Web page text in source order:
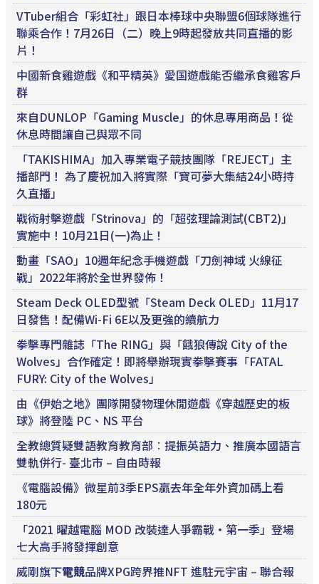
VTuber組合「彩虹社」跟日本棒球中央聯盟6個球隊進行
聯乘合作！7月26日（二）晚上9時起發放共同直播的影
片！
中國新食雞遊戲《和平精英》愛国遊戲能否繼承食雞客戶
群
來自DUNLOP「Gaming Muscle」的休息專用商品！從
休息時間讓自己與眾不同
「TAKISHIMA」加入專業電子競技團隊「REJECT」主
播部門！ 為了慶祝加入將實際「寶可夢大集結24小時持
久直播」
戰術射擊遊戲「Strinova」的「超弦理論測試(CBT2)」
實施中！10月21日(一)為止！
動畫「SAO」10週年紀念手機遊戲「刀劍神域 火線征
戰」2022年將於全世界發佈！
Steam Deck OLED型號「Steam Deck OLED」11月17
日發售！配備Wi-Fi 6E以及更強的續航力
拳擊專門雜誌「The RING」與「餓狼傳說 City of the
Wolves」合作確定！即將舉辦現實拳擊賽事「FATAL
FURY: City of the Wolves」
由《伊始之地》團隊開發物理休閒遊戲《穿越歷史的板
球》將登陸 PC、NS 平台
全教總質疑雙語教育教育部︰提振英語力、推廣本國語言
雙軌併行- 臺北市 – 自由時報
《電腦設備》微星前3季EPS贏去年全年外資加碼上看
180元
「2021 曜越電腦 MOD 改裝達人爭霸戰・第一季」登場
七大高手將發揮創意
威剛旗下電競品牌XPG跨界推NFT 進駐元宇宙 – 聯合報